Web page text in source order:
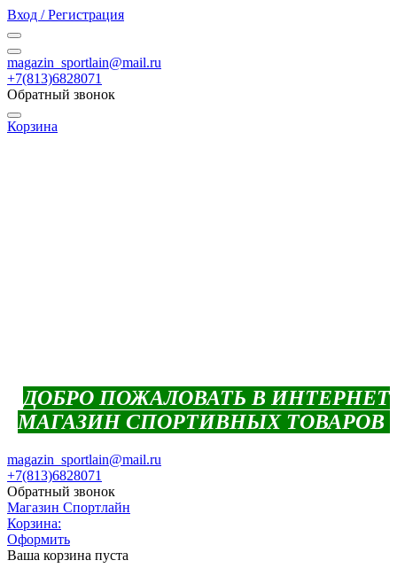
Вход / Регистрация
magazin_sportlain@mail.ru
+7(813)6828071
Обратный звонок
Корзина
ДОБРО ПОЖАЛОВАТЬ В ИНТЕРНЕТ
МАГАЗИН СПОРТИВНЫХ ТОВАРОВ
magazin_sportlain@mail.ru
+7(813)6828071
Обратный звонок
Магазин Спортлайн
Корзина:
Оформить
Ваша корзина пуста